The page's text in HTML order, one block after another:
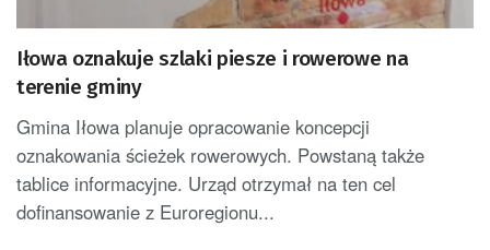
Iłowa oznakuje szlaki piesze i rowerowe na
terenie gminy
Gmina Iłowa planuje opracowanie koncepcji
oznakowania ścieżek rowerowych. Powstaną także
tablice informacyjne. Urząd otrzymał na ten cel
dofinansowanie z Euroregionu...